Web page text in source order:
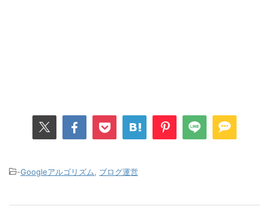
-Googleアルゴリズム, ブログ運営